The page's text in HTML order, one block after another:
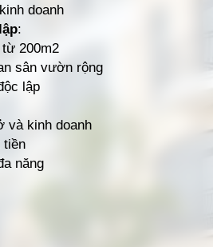
doanh
:
200m2
sân vườn rộng
lập
và kinh doanh
tiền
năng